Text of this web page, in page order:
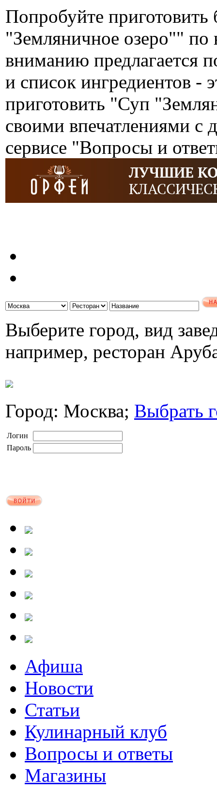
Попробуйте
"Земляничное озеро""
вниманию предлагается
и список ингредиентов -
приготовить "Суп
своими впечатлениями с
сервисе "Вопросы и
Выберите город, вид
например, ресторан
Город: Москва; Выбрать
Логин
Пароль
Афиша
Новости
Статьи
Кулинарный клуб
Вопросы и ответы
Магазины